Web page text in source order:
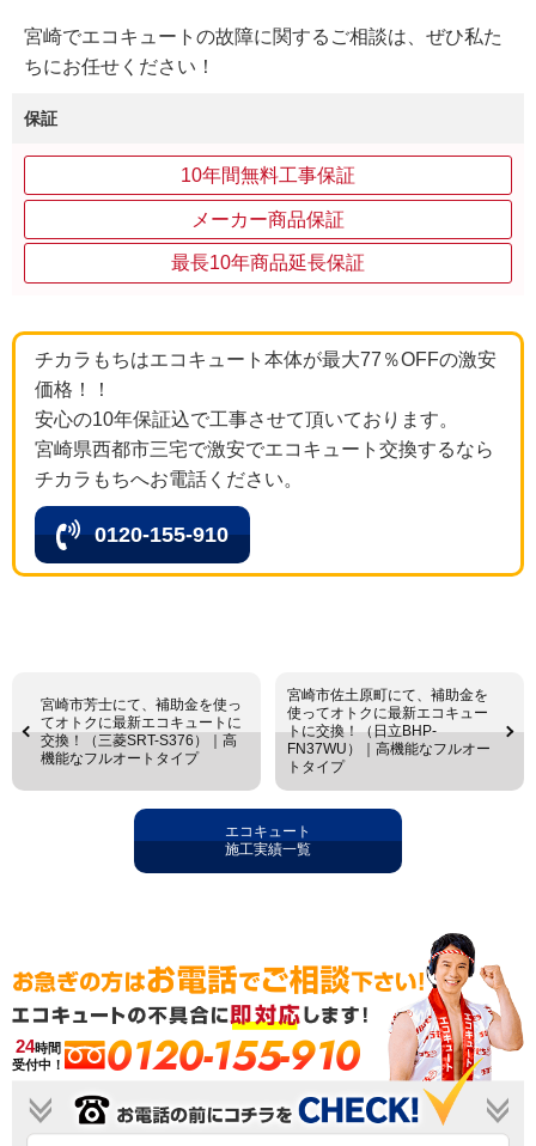
宮崎でエコキュートの故障に関するご相談は、ぜひ私た
ちにお任せください！
保証
10年間無料工事保証
メーカー商品保証
最長10年商品延長保証
チカラもちはエコキュート本体が最大77％OFFの激安
価格！！
安心の10年保証込で工事させて頂いております。
宮崎県西都市三宅で激安でエコキュート交換するなら
チカラもちへお電話ください。
0120-155-910
宮崎市芳士にて、補助金を使っ
てオトクに最新エコキュートに
交換！（三菱SRT-S376）｜高
機能なフルオートタイプ
宮崎市佐土原町にて、補助金を
使ってオトクに最新エコキュー
トに交換！（日立BHP-
FN37WU）｜高機能なフルオー
トタイプ
エコキュート
施工実績一覧
24時間
受付中！
0120-155-910